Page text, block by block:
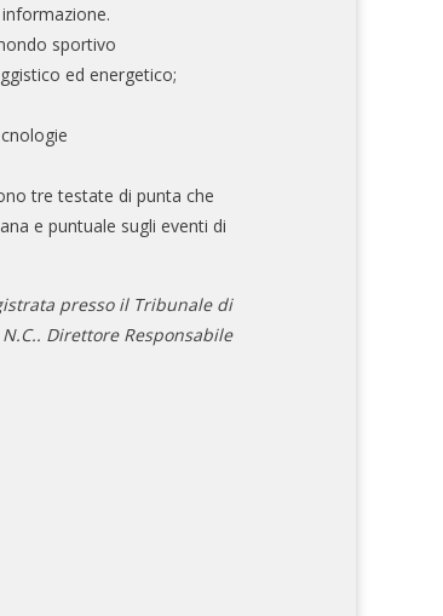
sportivo
ed energetico;
tre testate di punta che
e puntuale sugli eventi di
presso il Tribunale di
Direttore Responsabile